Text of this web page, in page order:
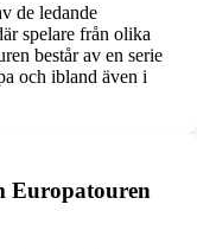
de ledande
spelare från olika
består av en serie
och ibland även i
Europatouren